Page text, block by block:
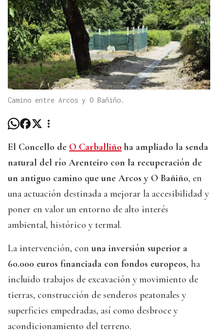
Camino entre Arcos y O Bañiño.
El Concello de O Carballiño ha ampliado la senda
natural del río Arenteiro con la recuperación de
un antiguo camino que une Arcos y O Bañiño, en
una actuación destinada a mejorar la accesibilidad y
poner en valor un entorno de alto interés
ambiental, histórico y termal.
La intervención, con una inversión superior a
60.000 euros financiada con fondos europeos, ha
incluido trabajos de excavación y movimiento de
tierras, construcción de senderos peatonales y
superficies empedradas, así como desbroce y
acondicionamiento del terreno.